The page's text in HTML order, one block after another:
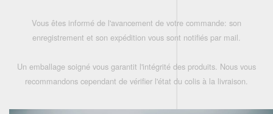
Vous êtes informé de l'avancement de votre commande: son
enregistrement et son expédition vous sont notifiés par mail.
Un emballage soigné vous garantit l'intégrité des produits. Nous vous
recommandons cependant de vérifier l'état du colis à la livraison.